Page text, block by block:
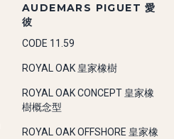
AUDEMARS PIGUET 愛
彼
CODE 11.59
ROYAL OAK 皇家橡樹
ROYAL OAK CONCEPT 皇家橡
樹概念型
ROYAL OAK OFFSHORE 皇家橡